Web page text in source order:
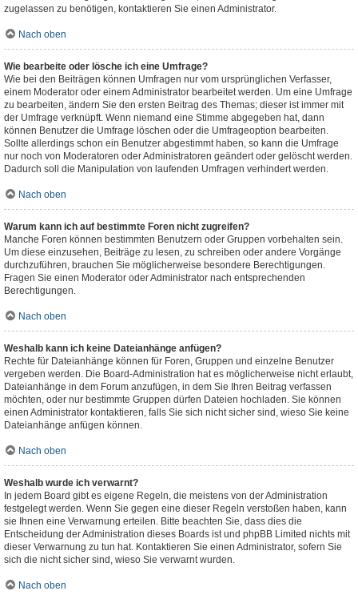
zugelassen zu benötigen, kontaktieren Sie einen Administrator.
Nach oben
Wie bearbeite oder lösche ich eine Umfrage?
Wie bei den Beiträgen können Umfragen nur vom ursprünglichen Verfasser,
einem Moderator oder einem Administrator bearbeitet werden. Um eine Umfrage
zu bearbeiten, ändern Sie den ersten Beitrag des Themas; dieser ist immer mit
der Umfrage verknüpft. Wenn niemand eine Stimme abgegeben hat, dann
können Benutzer die Umfrage löschen oder die Umfrageoption bearbeiten.
Sollte allerdings schon ein Benutzer abgestimmt haben, so kann die Umfrage
nur noch von Moderatoren oder Administratoren geändert oder gelöscht werden.
Dadurch soll die Manipulation von laufenden Umfragen verhindert werden.
Nach oben
Warum kann ich auf bestimmte Foren nicht zugreifen?
Manche Foren können bestimmten Benutzern oder Gruppen vorbehalten sein.
Um diese einzusehen, Beiträge zu lesen, zu schreiben oder andere Vorgänge
durchzuführen, brauchen Sie möglicherweise besondere Berechtigungen.
Fragen Sie einen Moderator oder Administrator nach entsprechenden
Berechtigungen.
Nach oben
Weshalb kann ich keine Dateianhänge anfügen?
Rechte für Dateianhänge können für Foren, Gruppen und einzelne Benutzer
vergeben werden. Die Board-Administration hat es möglicherweise nicht erlaubt,
Dateianhänge in dem Forum anzufügen, in dem Sie Ihren Beitrag verfassen
möchten, oder nur bestimmte Gruppen dürfen Dateien hochladen. Sie können
einen Administrator kontaktieren, falls Sie sich nicht sicher sind, wieso Sie keine
Dateianhänge anfügen können.
Nach oben
Weshalb wurde ich verwarnt?
In jedem Board gibt es eigene Regeln, die meistens von der Administration
festgelegt werden. Wenn Sie gegen eine dieser Regeln verstoßen haben, kann
sie Ihnen eine Verwarnung erteilen. Bitte beachten Sie, dass dies die
Entscheidung der Administration dieses Boards ist und phpBB Limited nichts mit
dieser Verwarnung zu tun hat. Kontaktieren Sie einen Administrator, sofern Sie
sich die nicht sicher sind, wieso Sie verwarnt wurden.
Nach oben